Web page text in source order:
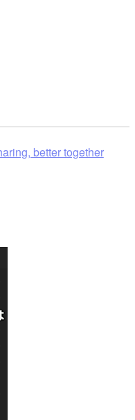
better together